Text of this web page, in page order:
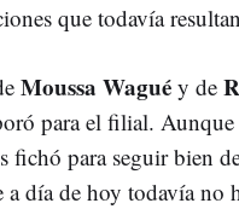
que todavía
Moussa Wagué y de
para el filial.
para seguir bien
a día de hoy todavía no